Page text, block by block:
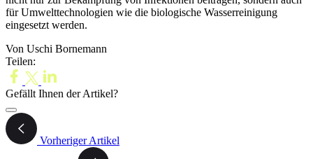
für Umwelttechnologien wie die biologische Wasserreinigung
eingesetzt werden.
Von Uschi Bornemann
Teilen:
Gefällt Ihnen der Artikel?
Vorheriger Artikel